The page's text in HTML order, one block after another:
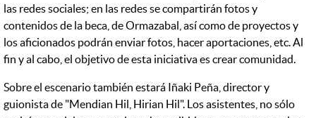
las redes sociales; en las redes se compartirán fotos y
contenidos de la beca, de Ormazabal, así como de proyectos y
los aficionados podrán enviar fotos, hacer aportaciones, etc. Al
fin y al cabo, el objetivo de esta iniciativa es crear comunidad.
Sobre el escenario también estará Iñaki Peña, director y
guionista de "Mendian Hil, Hirian Hil". Los asistentes, no sólo